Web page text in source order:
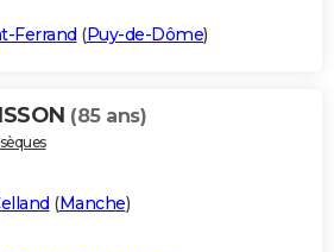
Ferrand (Puy-de-Dôme)
(85 ans)
(Manche)